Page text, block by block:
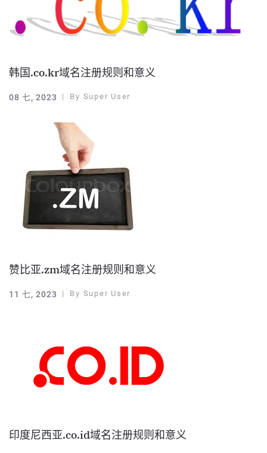
韩国.co.kr域名注册规则和意义
08 七, 2023 By Super User
赞比亚.zm域名注册规则和意义
11 七, 2023 By Super User
印度尼西亚.co.id域名注册规则和意义